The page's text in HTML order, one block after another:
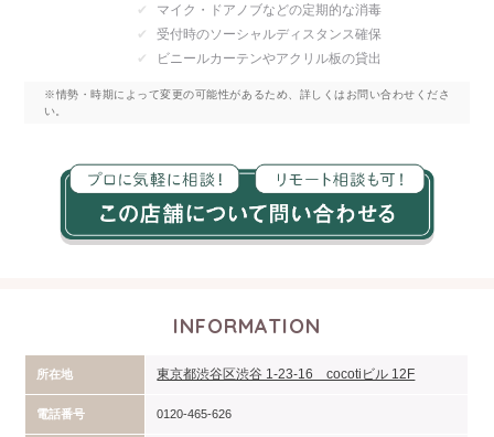
マイク・ドアノブなどの定期的な消毒
受付時のソーシャルディスタンス確保
ビニールカーテンやアクリル板の貸出
※情勢・時期によって変更の可能性があるため、詳しくはお問い合わせくださ
い。
INFORMATION
所在地 東京都渋谷区渋谷 1-23-16 cocotiビル 12F
電話番号 0120-465-626